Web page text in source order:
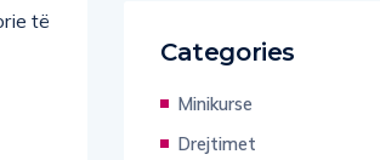
të
Categories
Minikurse
Drejtimet